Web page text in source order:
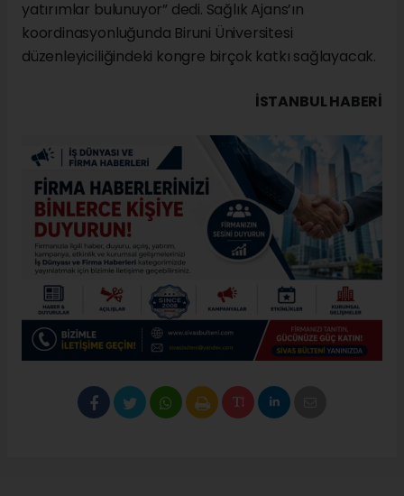
yatırımlar bulunuyor” dedi. Sağlık Ajans’ın
koordinasyonluğunda Biruni Üniversitesi
düzenleyiciliğindeki kongre birçok katkı sağlayacak.
İSTANBUL HABERİ